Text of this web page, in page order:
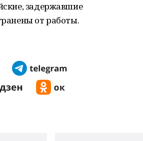
задержавшие
от работы.